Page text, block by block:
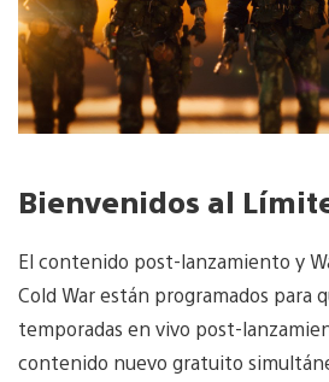
Bienvenidos al
El contenido post-lanzamiento y
Cold War están programados para
temporadas en vivo post-
contenido nuevo gratuito